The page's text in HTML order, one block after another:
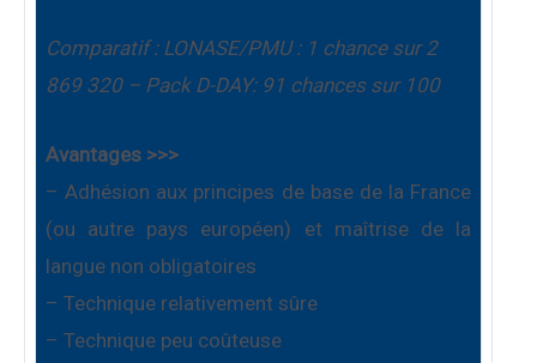
Comparatif : LONASE/PMU : 1 chance sur 2
869 320 – Pack D-DAY: 91 chances sur 100
Avantages >>>
– Adhésion aux principes de base de la France
(ou autre pays européen) et maîtrise de la
langue non obligatoires
– Technique relativement sûre
– Technique peu coûteuse